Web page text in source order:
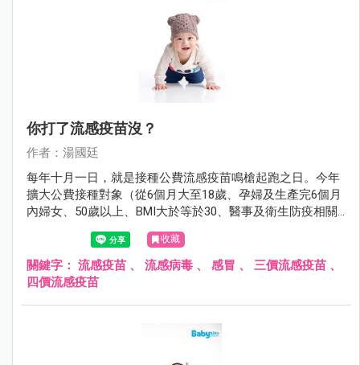
你打了流感疫苗沒？
作者：湯國廷
每年十月一日，就是接種公費流感疫苗鳴槍起跑之日。今年
擴大公費接種對象（從6個月大至18歲、孕婦及生產完6個月
內婦女、50歲以上、BMI大於等於30、醫事及衛生防疫相關
人員、禽畜業及動物防疫相關人員、重大傷病患者、居住於
安養院等長期機構者、罕見疾病者），希望藉由擴大接種，
減少即將而來的流感威脅。
收藏
關鍵字： 流感疫苗 、 流感病毒 、 感冒 、 三價流感疫苗 、
四價流感疫苗